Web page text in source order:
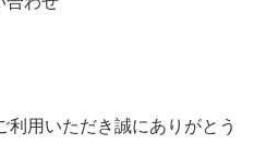
用いただき誠にありがとう